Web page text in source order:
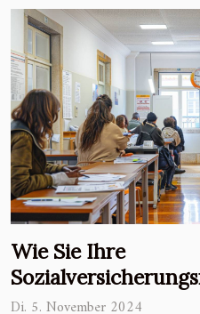
Wie Sie Ihre
Schritt für Schritt
Di. 5. November 2024